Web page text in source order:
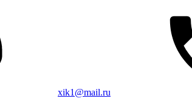
xik1@mail.ru